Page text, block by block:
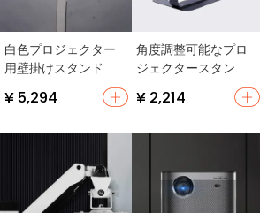
白色プロジェクター
用壁掛けスタンド
【穴あけ不要・寝室
用・天井投影対応】
¥ 5,294
角度調整可能なプロ
ジェクタースタンド
【穴あけ不要・家庭
用・デスクトップ・
¥ 2,214